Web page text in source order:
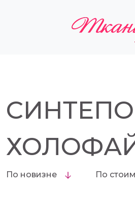
По новизне По